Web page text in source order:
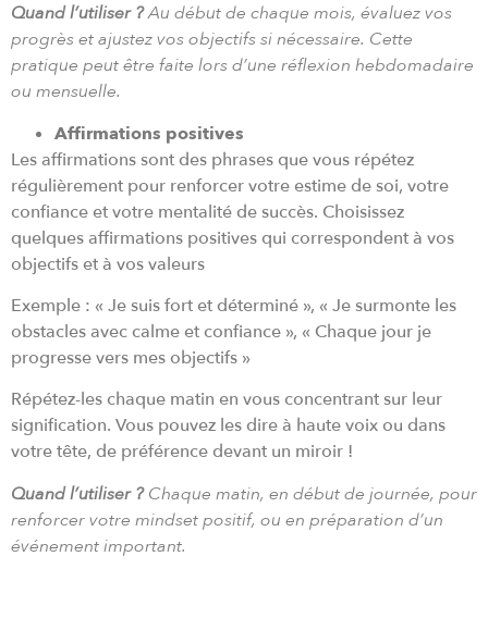
Quand l’utiliser ?Au début de chaque mois, évaluez vos
progrès et ajustez vos objectifs si nécessaire. Cette
pratique peut être faite lors d’une réflexion hebdomadaire
ou mensuelle.
Affirmations positives
Les affirmations sont des phrases que vous répétez
régulièrement pour renforcer votre estime de soi, votre
confiance et votre mentalité de succès. Choisissez
quelques affirmations positives qui correspondent à vos
objectifs et à vos valeurs
Exemple : « Je suis fort et déterminé », « Je surmonte les
obstacles avec calme et confiance », « Chaque jour je
progresse vers mes objectifs »
Répétez-les chaque matin en vous concentrant sur leur
signification. Vous pouvez les dire à haute voix ou dans
votre tête, de préférence devant un miroir !
Quand l’utiliser ?Chaque matin, en début de journée, pour
renforcer votre mindset positif, ou en préparation d’un
événement important.